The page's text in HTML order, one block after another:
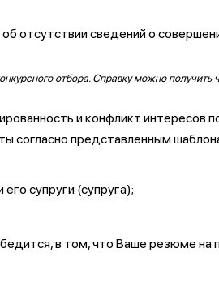
отсутствии сведений о
отбора. Справку можно получить
и конфликт интересов
согласно представленным
супруги (супруга);
в том, что Ваше резюме на